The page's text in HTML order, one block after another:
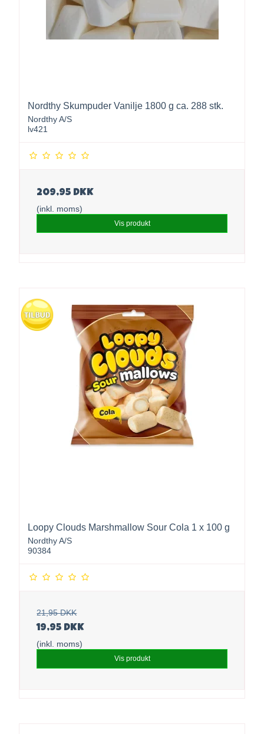
Nordthy Skumpuder Vanilje 1800 g ca. 288 stk.
Nordthy A/S
lv421
209,95 DKK
(inkl. moms)
Vis produkt
Loopy Clouds Marshmallow Sour Cola 1 x 100 g
Nordthy A/S
90384
21,95 DKK
19,95 DKK
(inkl. moms)
Vis produkt